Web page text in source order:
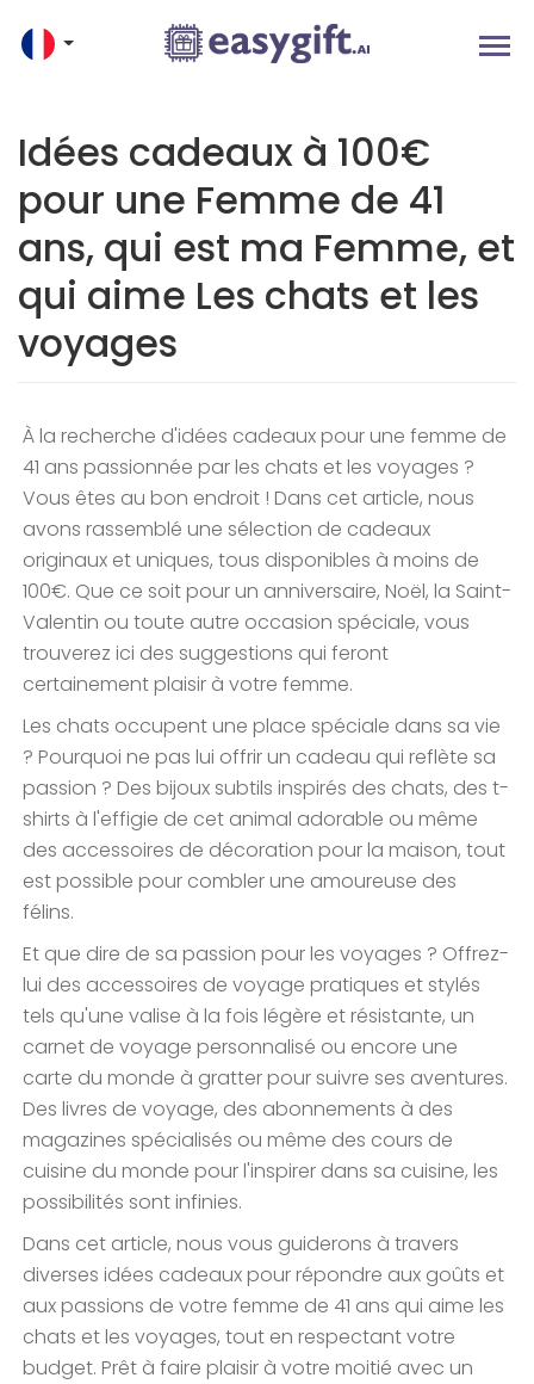
Idées cadeaux à 100€
pour une Femme de 41
ans, qui est ma Femme, et
qui aime Les chats et les
voyages
À la recherche d'idées cadeaux pour une femme de
41 ans passionnée par les chats et les voyages ?
Vous êtes au bon endroit ! Dans cet article, nous
avons rassemblé une sélection de cadeaux
originaux et uniques, tous disponibles à moins de
100€. Que ce soit pour un anniversaire, Noël, la Saint-
Valentin ou toute autre occasion spéciale, vous
trouverez ici des suggestions qui feront
certainement plaisir à votre femme.
Les chats occupent une place spéciale dans sa vie
? Pourquoi ne pas lui offrir un cadeau qui reflète sa
passion ? Des bijoux subtils inspirés des chats, des t-
shirts à l'effigie de cet animal adorable ou même
des accessoires de décoration pour la maison, tout
est possible pour combler une amoureuse des
félins.
Et que dire de sa passion pour les voyages ? Offrez-
lui des accessoires de voyage pratiques et stylés
tels qu'une valise à la fois légère et résistante, un
carnet de voyage personnalisé ou encore une
carte du monde à gratter pour suivre ses aventures.
Des livres de voyage, des abonnements à des
magazines spécialisés ou même des cours de
cuisine du monde pour l'inspirer dans sa cuisine, les
possibilités sont infinies.
Dans cet article, nous vous guiderons à travers
diverses idées cadeaux pour répondre aux goûts et
aux passions de votre femme de 41 ans qui aime les
chats et les voyages, tout en respectant votre
budget. Prêt à faire plaisir à votre moitié avec un